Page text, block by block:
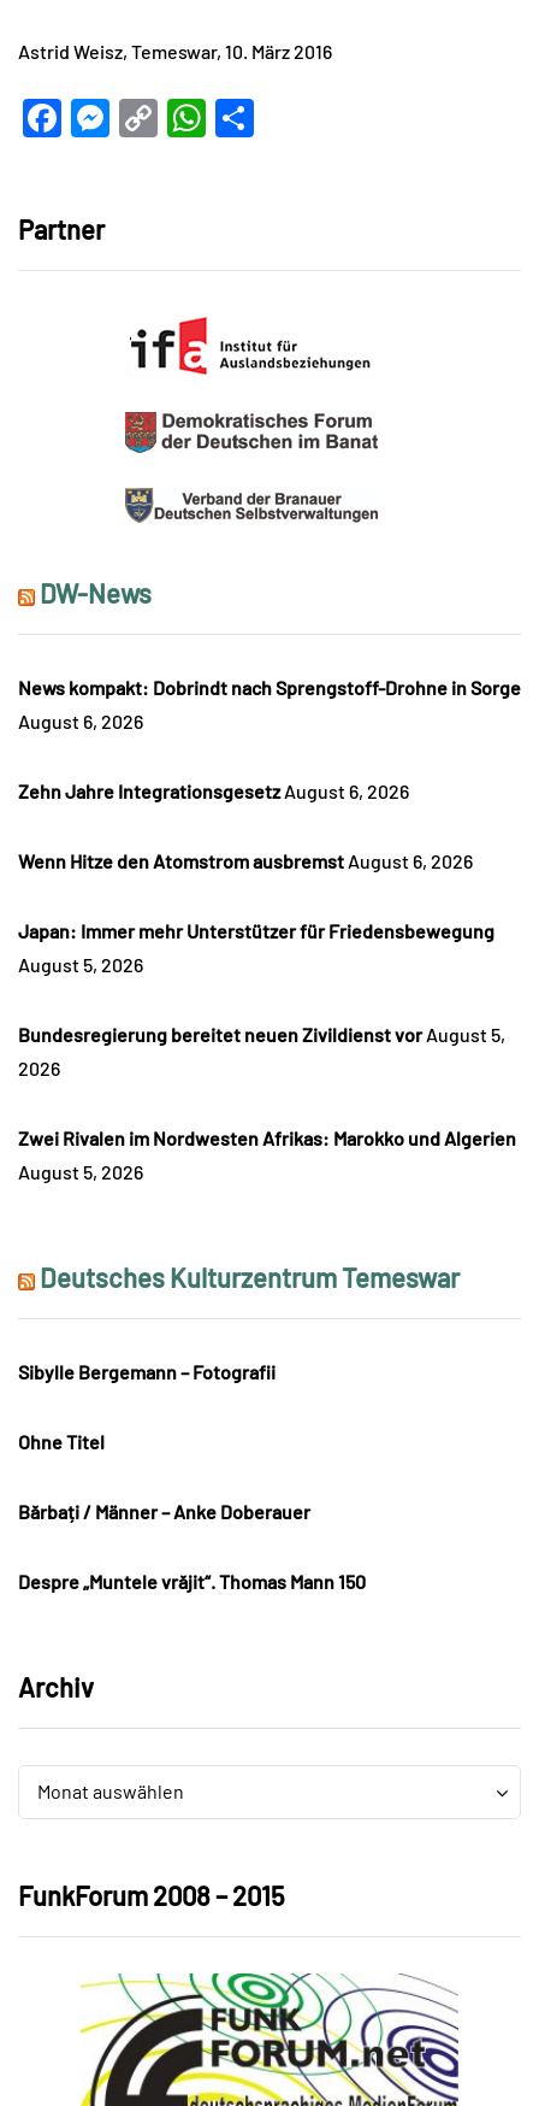
Astrid Weisz, Temeswar, 10. März 2016
Facebook
Messenger
CopyWhatsApp
Partner
DW-News
News kompakt: Dobrindt nach Sprengstoff-Drohne in Sorge
August 6, 2026
Zehn Jahre Integrationsgesetz August 6, 2026
Wenn Hitze den Atomstrom ausbremst August 6, 2026
Japan: Immer mehr Unterstützer für Friedensbewegung
August 5, 2026
Bundesregierung bereitet neuen Zivildienst vor August 5,
2026
Zwei Rivalen im Nordwesten Afrikas: Marokko und Algerien
August 5, 2026
Deutsches Kulturzentrum Temeswar
Sibylle Bergemann – Fotografii
Ohne Titel
Bărbați / Männer – Anke Doberauer
Despre „Muntele vrăjit“. Thomas Mann 150
Archiv
Archiv
Monat auswählen
Archiv
FunkForum 2008 – 2015